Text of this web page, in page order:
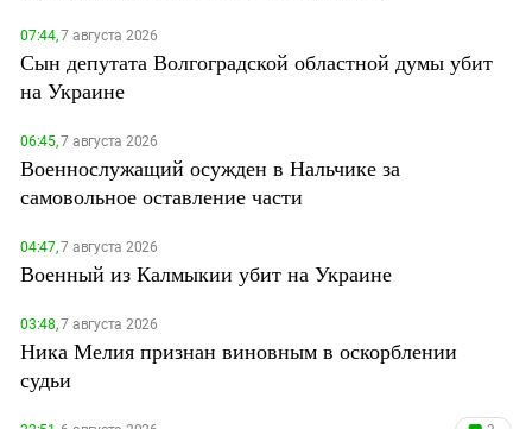
07:44,7 августа 2026
Сын депутата Волгоградской областной думы убит
на Украине
06:45,7 августа 2026
Военнослужащий осужден в Нальчике за
самовольное оставление части
04:47,7 августа 2026
Военный из Калмыкии убит на Украине
03:48,7 августа 2026
Ника Мелия признан виновным в оскорблении
судьи